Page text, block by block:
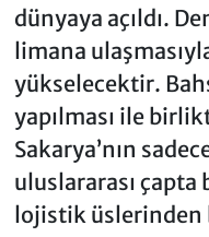
dünyaya açıldı.
limana
yükselecektir.
yapılması ile
Sakarya’nın
uluslararası
lojistik üslerinden